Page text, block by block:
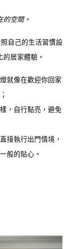
的空間。
自己的生活習慣設
居家體驗。
就像在歡迎你回家
，自行點亮，避免
接執行出門情境，
般的貼心。